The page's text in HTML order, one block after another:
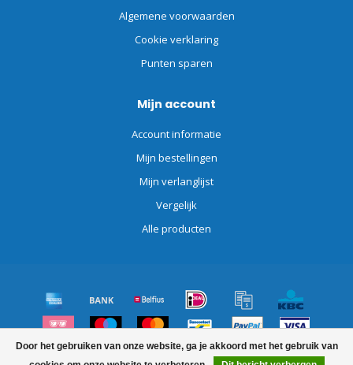
Door het gebruiken van onze website, ga je akkoord met het gebruik van
Algemene voorwaarden
Cookie verklaring
Punten sparen
Mijn account
Account informatie
Mijn bestellingen
Mijn verlanglijst
Vergelijk
Alle producten